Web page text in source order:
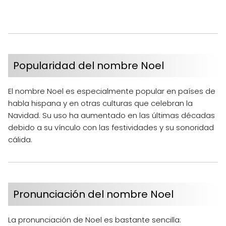
Popularidad del nombre Noel
El nombre Noel es especialmente popular en países de
habla hispana y en otras culturas que celebran la
Navidad. Su uso ha aumentado en las últimas décadas
debido a su vínculo con las festividades y su sonoridad
cálida.
Pronunciación del nombre Noel
La pronunciación de Noel es bastante sencilla: